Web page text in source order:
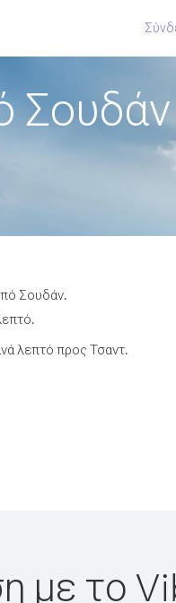
Σουδάν
Σουδάν.
λεπτό προς Τσαντ.
με το